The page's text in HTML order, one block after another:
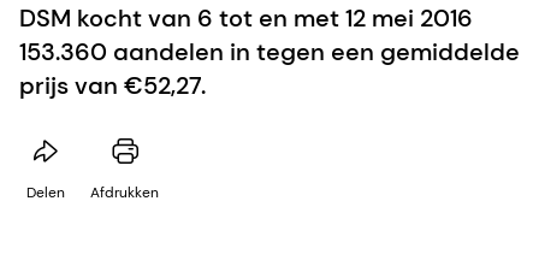
DSM kocht van 6 tot en met 12 mei 2016
153.360 aandelen in tegen een gemiddelde
prijs van €52,27.
Delen Afdrukken